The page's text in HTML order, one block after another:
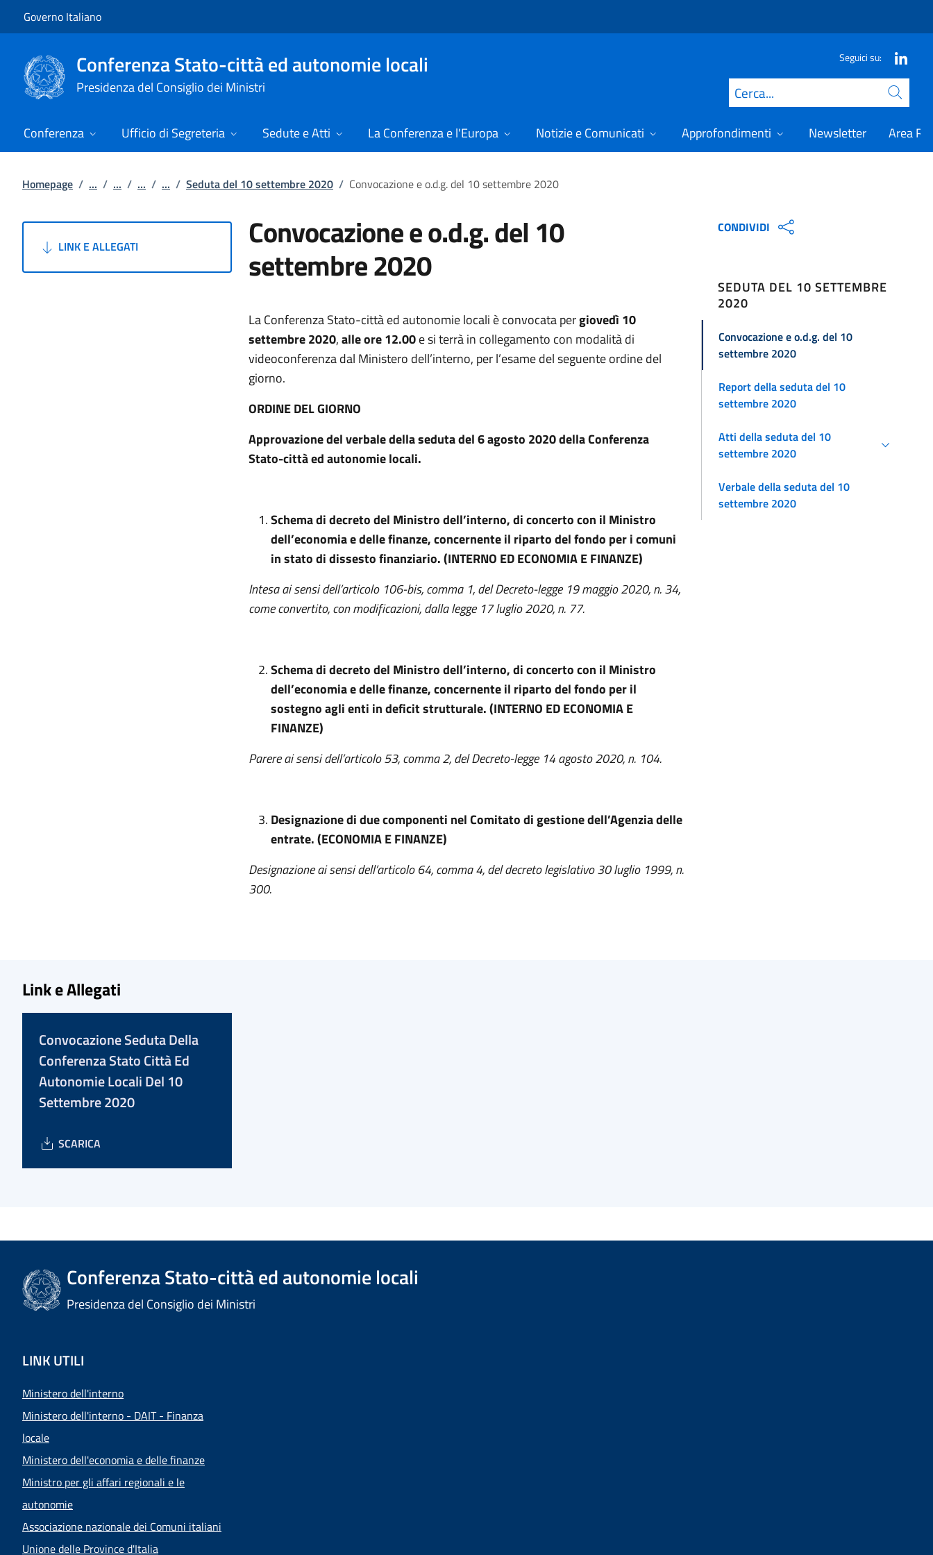
Governo Italiano
Conferenza Stato-città ed autonomie locali
Presidenza del Consiglio dei Ministri
Seguici su:
Cerca
Conferenza Ufficio di Segreteria Sedute e Atti La Conferenza e l'Europa Notizie e Comunicati Approfondimenti Newsletter Area
Homepage / ... / ... / ... / ... / Seduta del 10 settembre 2020 / Convocazione e o.d.g. del 10 settembre 2020
LINK E ALLEGATI Convocazione e o.d.g. del 10
settembre 2020
La Conferenza Stato-città ed autonomie locali è convocata pergiovedì 10
settembre2020,alle ore 12.00e si terrà in collegamento con modalità di
videoconferenza dal Ministero dell’interno, per l’esame del seguente ordine del
giorno.
ORDINE DEL GIORNO
Approvazione del verbale della seduta del 6 agosto 2020 della Conferenza
Stato-città ed autonomie locali.
Schema di decreto del Ministro dell’interno, di concerto con il Ministro
dell’economia e delle finanze, concernente il riparto del fondo per i comuni
in stato di dissesto finanziario. (INTERNO ED ECONOMIA E FINANZE)
Intesa ai sensi dell’articolo 106-bis, comma 1, del Decreto-legge 19 maggio 2020, n. 34,
come convertito, con modificazioni, dalla legge 17 luglio 2020, n. 77.
Schema di decreto del Ministro dell’interno, di concerto con il Ministro
dell’economia e delle finanze, concernente il riparto del fondo per il
sostegno agli enti in deficit strutturale. (INTERNO ED ECONOMIA E
FINANZE)
Parere ai sensi dell’articolo 53, comma 2, del Decreto-legge 14 agosto 2020, n. 104.
Designazione di due componenti nel Comitato di gestione dell’Agenzia delle
entrate. (ECONOMIA E FINANZE)
Designazione ai sensi dell’articolo 64, comma 4, del decreto legislativo 30 luglio 1999, n.
300.
CONDIVIDI
SEDUTA DEL 10 SETTEMBRE
2020
Convocazione e o.d.g. del 10
settembre 2020
Report della seduta del 10
settembre 2020
Atti della seduta del 10
settembre 2020
Verbale della seduta del 10
settembre 2020
Link e Allegati
Convocazione Seduta Della
Conferenza Stato Città Ed
Autonomie Locali Del 10
Settembre 2020
SCARICA
Conferenza Stato-città ed autonomie locali
Presidenza del Consiglio dei Ministri
LINK UTILI
Ministero dell'interno
Ministero dell'interno - DAIT - Finanza
locale
Ministero dell'economia e delle finanze
Ministro per gli affari regionali e le
autonomie
Associazione nazionale dei Comuni italiani
Unione delle Province d'Italia